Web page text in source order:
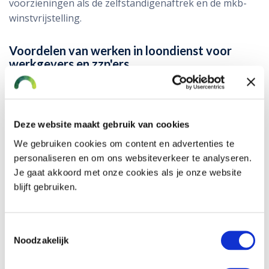
Deze website maakt gebruik van cookies
We gebruiken cookies om content en advertenties te
personaliseren en om ons websiteverkeer te analyseren.
Je gaat akkoord met onze cookies als je onze website
blijft gebruiken.
Noodzakelijk
voorzieningen als de zelfstandigenaftrek en de mkb-
winstvrijstelling.
Voordelen van werken in loondienst voor
werkgevers en zzp'ers
Voordelen van een vast dienstverband voor zzp'ers
of hoeveel klanten je hebt.
Sociale zekerheid: in loondienst heb je recht op
sociale zekerheden zoals doorbetaling bij ziekte,
pensioenopbouw en een uitkering bij
arbeidsongeschiktheid en werkloosheid.
In loondienst werk je vaak vaste uren, wat zorgt
voor een duidelijke scheiding tussen werk en